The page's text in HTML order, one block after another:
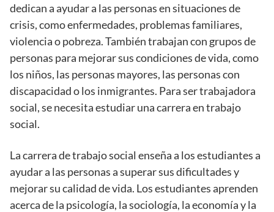
dedican a ayudar a las personas en situaciones de
crisis, como enfermedades, problemas familiares,
violencia o pobreza. También trabajan con grupos de
personas para mejorar sus condiciones de vida, como
los niños, las personas mayores, las personas con
discapacidad o los inmigrantes. Para ser trabajadora
social, se necesita estudiar una carrera en trabajo
social.
La carrera de trabajo social enseña a los estudiantes a
ayudar a las personas a superar sus dificultades y
mejorar su calidad de vida. Los estudiantes aprenden
acerca de la psicología, la sociología, la economía y la